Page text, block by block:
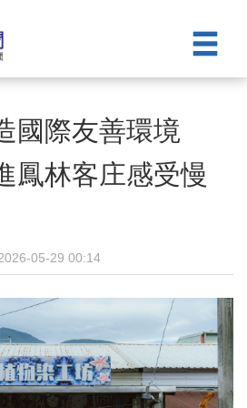
國際友善環境
鳳林客庄感受慢
05-29 00:14